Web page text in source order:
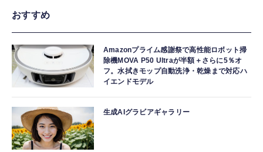
おすすめ
Amazonプライム感謝祭で高性能ロボット掃
除機MOVA P50 Ultraが半額＋さらに5％オ
フ。水拭きモップ自動洗浄・乾燥まで対応ハ
イエンドモデル
生成AIグラビアギャラリー